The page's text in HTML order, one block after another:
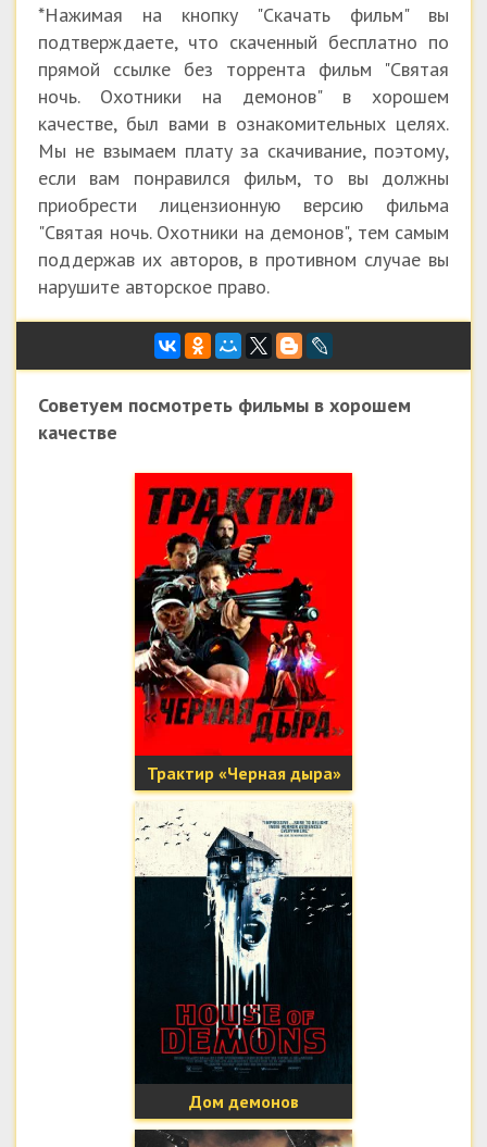
*Нажимая на кнопку "Скачать фильм" вы
подтверждаете, что скаченный бесплатно по
прямой ссылке без торрента фильм "Святая
ночь. Охотники на демонов" в хорошем
качестве, был вами в ознакомительных целях.
Мы не взымаем плату за скачивание, поэтому,
если вам понравился фильм, то вы должны
приобрести лицензионную версию фильма
"Святая ночь. Охотники на демонов", тем самым
поддержав их авторов, в противном случае вы
нарушите авторское право.
Советуем посмотреть фильмы в хорошем
качестве
Трактир «Черная дыра»
Дом демонов